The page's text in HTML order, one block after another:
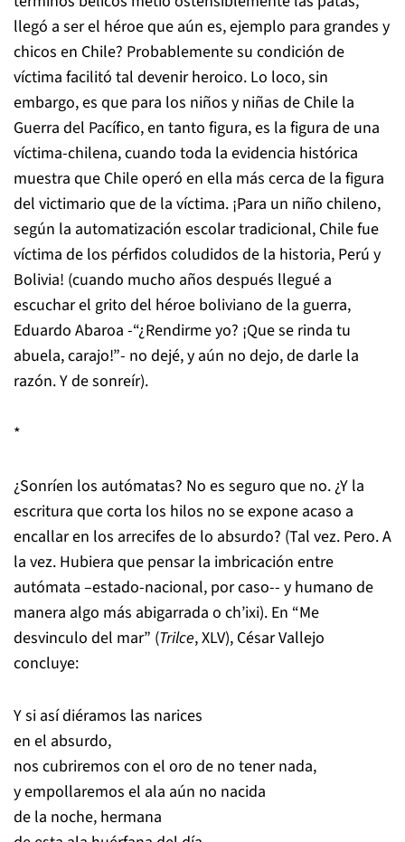
llegó a ser el héroe que aún es, ejemplo para grandes y
chicos en Chile? Probablemente su condición de
víctima facilitó tal devenir heroico. Lo loco, sin
embargo, es que para los niños y niñas de Chile la
Guerra del Pacífico, en tanto figura, es la figura de una
víctima-chilena, cuando toda la evidencia histórica
muestra que Chile operó en ella más cerca de la figura
del victimario que de la víctima. ¡Para un niño chileno,
según la automatización escolar tradicional, Chile fue
víctima de los pérfidos coludidos de la historia, Perú y
Bolivia! (cuando mucho años después llegué a
escuchar el grito del héroe boliviano de la guerra,
Eduardo Abaroa -“¿Rendirme yo? ¡Que se rinda tu
abuela, carajo!”- no dejé, y aún no dejo, de darle la
razón. Y de sonreír).
*
¿Sonríen los autómatas? No es seguro que no. ¿Y la
escritura que corta los hilos no se expone acaso a
encallar en los arrecifes de lo absurdo? (Tal vez. Pero. A
la vez. Hubiera que pensar la imbricación entre
autómata –estado-nacional, por caso-- y humano de
manera algo más abigarrada o ch’ixi). En “Me
desvinculo del mar” (Trilce, XLV), César Vallejo
concluye:
Y si así diéramos las narices
en el absurdo,
nos cubriremos con el oro de no tener nada,
y empollaremos el ala aún no nacida
de la noche, hermana